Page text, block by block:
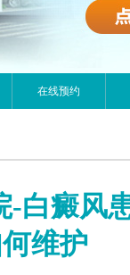
在线预约
-白癜风
维护